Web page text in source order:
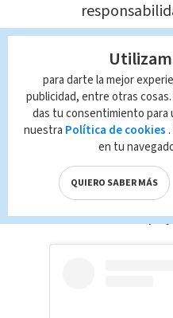
siempre
Además,
mejor de ella, ya
que está
seguidamente
excelente grupo
cuales la han
para darte la mejor
publicidad, entre otras
das tu consentimiento para
nuestra Política de cookies
en tu
QUIERO SABER MÁS